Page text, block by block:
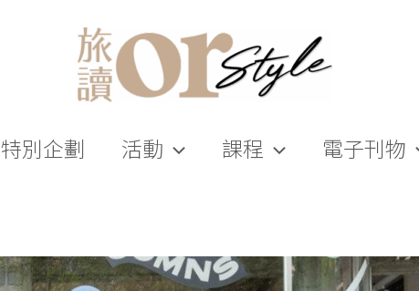
特別企劃 活動 課程 電子刊物